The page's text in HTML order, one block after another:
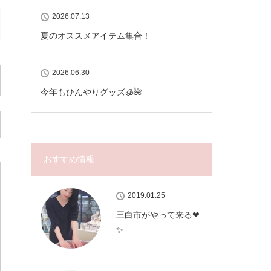
2026.07.13
夏のオススメアイテム集合！
2026.06.30
今年もひんやりグッズ🧊🌺
おすすめ情報
2019.01.25
三白市がやって来る❤
✨